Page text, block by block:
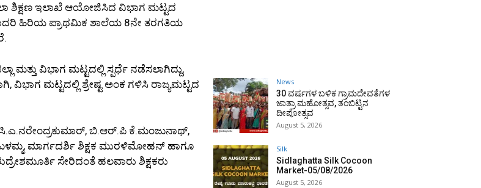
ಶಿಕ್ಷಣ ಇಲಾಖೆ ಆಯೋಜಿಸಿದ ವಿಭಾಗ ಮಟ್ಟದ
ಮಾದರಿ ಹಿರಿಯ ಪ್ರಾಥಮಿಕ ಶಾಲೆಯ 8ನೇ ತರಗತಿಯ
ಮತ್ತು ವಿಭಾಗ ಮಟ್ಟದಲ್ಲಿ ಸ್ಪರ್ಧೆ ನಡೆಸಲಾಗಿದ್ದು,
ವಿಭಾಗ ಮಟ್ಟದಲ್ಲಿ ಶ್ರೇಷ್ಟ ಅಂಕ ಗಳಿಸಿ ರಾಜ್ಯಮಟ್ಟದ
ಸಿ.ಎ.ನರೇಂದ್ರಕುಮಾರ್, ಬಿ.ಆರ್‌.ಪಿ ಕೆ.ಮಂಜುನಾಥ್,
ಮಾರ್ಗದರ್ಶಿ ಶಿಕ್ಷಕ ಮುರಳಿಮೋಹನ್ ಹಾಗೂ
ಸೇರಿದಂತೆ ಹಲವಾರು ಶಿಕ್ಷಕರು
News
30 ವರ್ಷಗಳ ಬಳಿಕ ಗ್ರಾಮದೇವತೆಗಳ
ಜಾತ್ರಾ ಮಹೋತ್ಸವ, ತಂಬಿಟ್ಟಿನ
ದೀಪೋತ್ಸವ
August 5, 2026
Silk
Sidlaghatta Silk Cocoon
Market-05/08/2026
August 5, 2026